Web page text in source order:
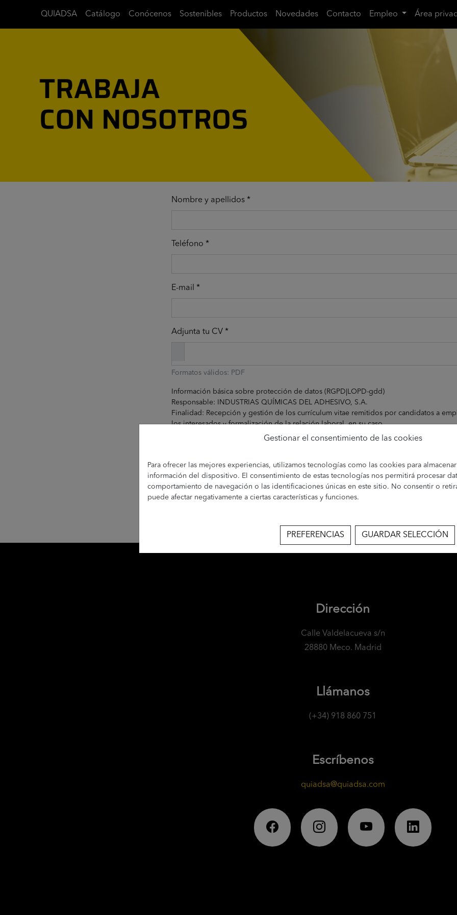
QUIADSA Catálogo Conócenos Sostenibles Productos Novedades Contacto Empleo Área
Nombre y apellidos *
Teléfono *
E-mail *
Adjunta tu CV *
Formatos válidos: PDF
Información básica sobre protección de datos (RGPD|LOPD-gdd)
Responsable: INDUSTRIAS QUÍMICAS DEL ADHESIVO, S.A.
Finalidad: Recepción y gestión de los currículum vitae remitidos por candidatos a
los interesados y formalización de la relación laboral, en su caso.
Legitimación: Consentimiento del interesado.
reclamación ante la autoridad nacional de control, como se explica en la información
Información Adicional: Puede consultar la información adicional y detallada sobre
en nuestra “Política de Privacidad”.
He leído y acepto la Política de Privacidad
Dirección
Calle Valdelacueva s/n
28880 Meco. Madrid
Llámanos
(+34) 918 860 751
Escríbenos
quiadsa@quiadsa.com
Gestionar el consentimiento de las cookies
Para ofrecer las mejores experiencias, utilizamos tecnologías como las cookies para
información del dispositivo. El consentimiento de estas tecnologías nos permitirá procesar
comportamiento de navegación o las identificaciones únicas en este sitio. No consentir o
puede afectar negativamente a ciertas características y funciones.
PREFERENCIAS GUARDAR SELECCIÓN